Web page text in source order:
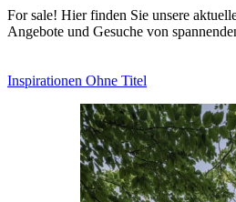
For sale! Hier finden Sie unsere
Angebote und Gesuche von
Inspi­ra­tionen Ohne Titel